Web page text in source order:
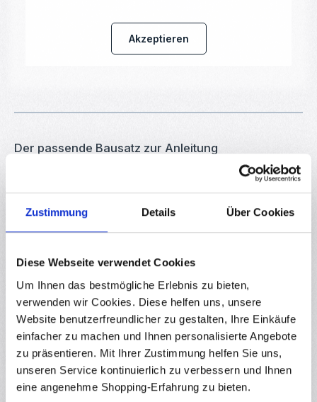
Zustimmung Details Über Cookies
Diese Webseite verwendet Cookies
Um Ihnen das bestmögliche Erlebnis zu bieten,
verwenden wir Cookies. Diese helfen uns, unsere
Website benutzerfreundlicher zu gestalten, Ihre Einkäufe
einfacher zu machen und Ihnen personalisierte Angebote
zu präsentieren. Mit Ihrer Zustimmung helfen Sie uns,
unseren Service kontinuierlich zu verbessern und Ihnen
eine angenehme Shopping-Erfahrung zu bieten.
Akzeptieren
Der passende Bausatz zur Anleitung
Regulärer Preis:
4,95 €
Preise inkl. MwSt. zzgl. Versandkosten
Sofort verfügbar, Lieferzeit: 1-3 Tage
Produkt Anzahl: Gib den gewünschten Wert ein
In den Warenkorb